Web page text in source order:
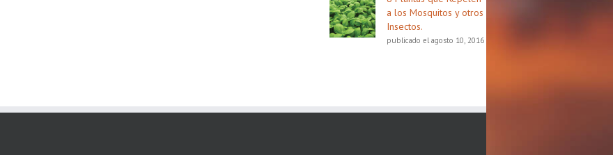
a los Mosquitos y otros
Insectos.
publicado el agosto 10, 2016